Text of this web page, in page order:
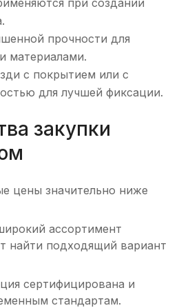
при создании
прочности для
материалами.
с покрытием или с
для лучшей фиксации.
закупки
цены значительно ниже
ассортимент
найти подходящий вариант
сертифицирована и
стандартам.